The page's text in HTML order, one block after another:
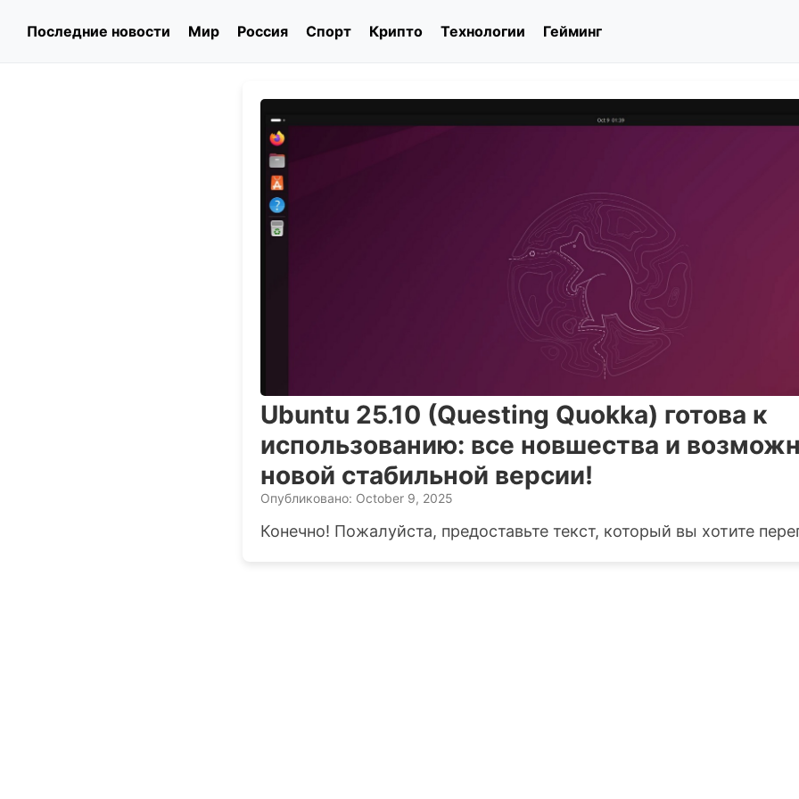
Последние новости Мир Россия Спорт Крипто Технологии Гейминг
Ubuntu 25.10 (Questing Quokka) готова к
использованию: все новшества и
новой стабильной версии!
Опубликовано: October 9, 2025
Конечно! Пожалуйста, предоставьте текст, который вы хотите